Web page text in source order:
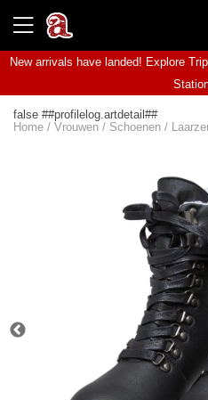
New arrivals have landed! Explore
false ##profilelog.artdetail##
Home / Vrouwen / Schoenen /